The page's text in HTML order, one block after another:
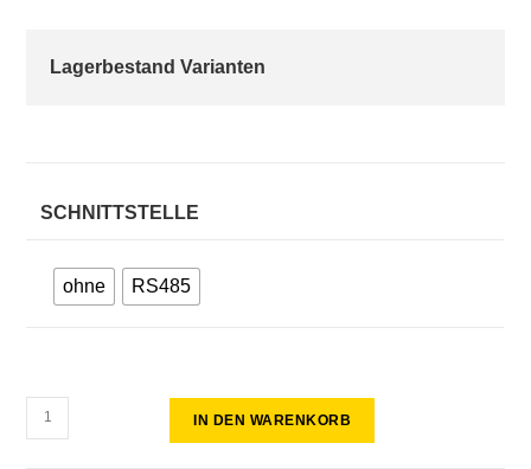
Lagerbestand Varianten
SCHNITTSTELLE
ohne RS485
IN DEN WARENKORB